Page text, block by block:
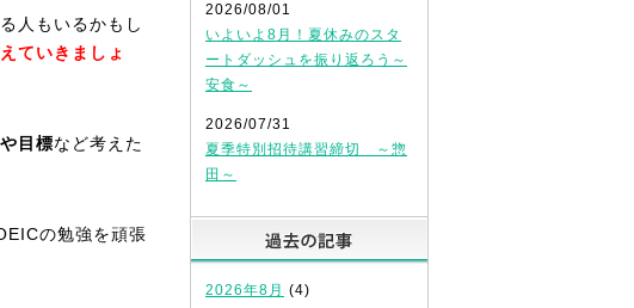
人もいるかもし
ていきましょ
目標など考えた
の勉強を頑張
2026/08/01
いよいよ8月！夏休みのスタ
ートダッシュを振り返ろう～
安食～
2026/07/31
夏季特別招待講習締切 ～惣
田～
2026年8月 (4)